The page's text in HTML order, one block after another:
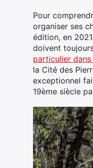
Pour
organiser ses
édition, en
doivent
particulier
la Cité des
exceptionnel
19ème siècle